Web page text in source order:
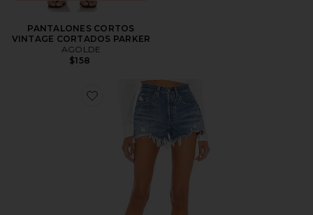
PANTALONES CORTOS
VINTAGE CORTADOS PARKER
AGOLDE
$158
Favorite SHORT VAQUERO 501 ORIGINAL